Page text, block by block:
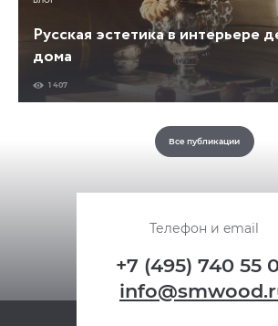
Русская эстетика в интерьере
дома
1 407
Все публикации
Телефон и email
+7 (495) 740 55